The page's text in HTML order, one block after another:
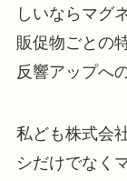
しいならマグ
販促物ごとの
反響アップへ
私ども株式会
シだけでなく